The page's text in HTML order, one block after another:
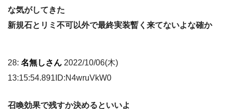
な気がしてきた
新規石とリミ不可以外で最終実装暫く来てないよな確か
28: 名無しさん 2022/10/06(木)
13:15:54.891ID:N4wruVkW0
召喚効果で残すか決めるといいよ